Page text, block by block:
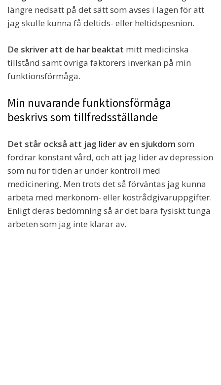
längre nedsatt på det sätt som avses i lagen för att
jag skulle kunna få deltids- eller heltidspesnion.
De skriver att de har beaktat mitt medicinska
tillstånd samt övriga faktorers inverkan på min
funktionsförmåga.
Min nuvarande funktionsförmåga
beskrivs som tillfredsställande
Det står också att jag lider av en sjukdom som
fordrar konstant vård, och att jag lider av depression
som nu för tiden är under kontroll med
medicinering. Men trots det så förväntas jag kunna
arbeta med merkonom- eller kostrådgivaruppgifter.
Enligt deras bedömning så är det bara fysiskt tunga
arbeten som jag inte klarar av.